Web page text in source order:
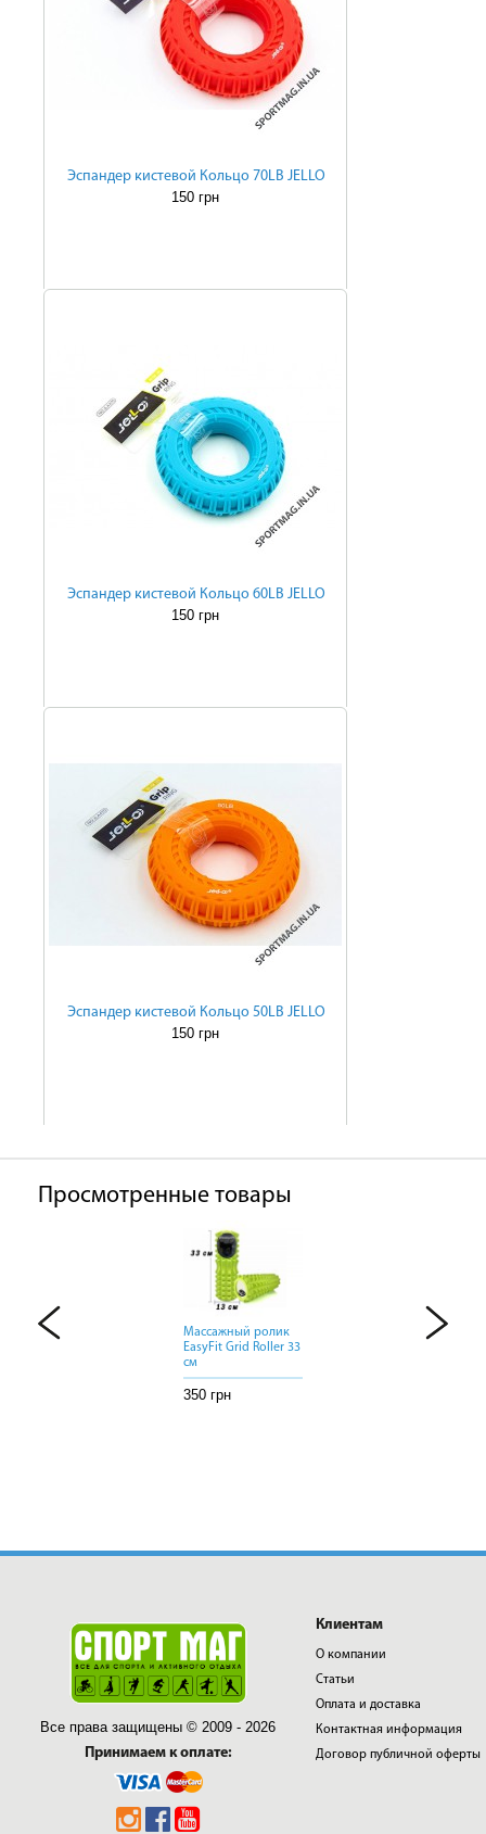
Эспандер кистевой Кольцо 70LB JELLO
150 грн
Эспандер кистевой Кольцо 60LB JELLO
150 грн
Эспандер кистевой Кольцо 50LB JELLO
150 грн
Просмотренные товары
Массажный ролик
Массажный ролик
EasyFit Grid Roller 33
см
350 грн
Массажный ролик
Все права защищены © 2009 - 2026
Принимаем к оплате:
Клиентам
О компании
Статьи
Оплата и доставка
Контактная информация
Договор публичной оферты